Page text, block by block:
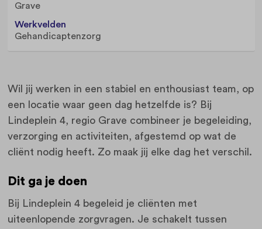
Grave
Werkvelden
Gehandicaptenzorg
Wil jij werken in een stabiel en enthousiast team, op
een locatie waar geen dag hetzelfde is? Bij
Lindeplein 4, regio Grave combineer je begeleiding,
verzorging en activiteiten, afgestemd op wat de
cliënt nodig heeft. Zo maak jij elke dag het verschil.
Dit ga je doen
Bij Lindeplein 4 begeleid je cliënten met
uiteenlopende zorgvragen. Je schakelt tussen